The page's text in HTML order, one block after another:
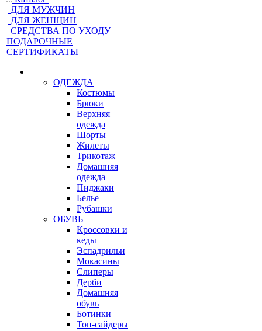
ДЛЯ МУЖЧИН
ДЛЯ ЖЕНЩИН
CРЕДСТВА ПО УХОДУ
ПОДАРОЧНЫЕ
СЕРТИФИКАТЫ
ОДЕЖДА
Костюмы
Брюки
Верхняя
одежда
Шорты
Жилеты
Трикотаж
Домашняя
одежда
Пиджаки
Белье
Рубашки
ОБУВЬ
Кроссовки и
кеды
Эспадрильи
Мокасины
Слиперы
Дерби
Домашняя
обувь
Ботинки
Топ-сайдеры